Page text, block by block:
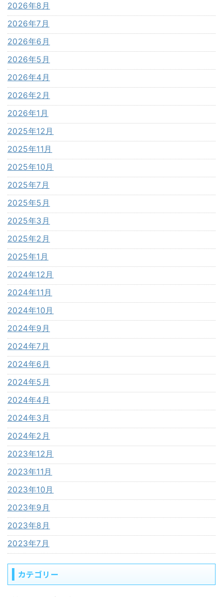
2026年8月
2026年7月
2026年6月
2026年5月
2026年4月
2026年2月
2026年1月
2025年12月
2025年11月
2025年10月
2025年7月
2025年5月
2025年3月
2025年2月
2025年1月
2024年12月
2024年11月
2024年10月
2024年9月
2024年7月
2024年6月
2024年5月
2024年4月
2024年3月
2024年2月
2023年12月
2023年11月
2023年10月
2023年9月
2023年8月
2023年7月
カテゴリー